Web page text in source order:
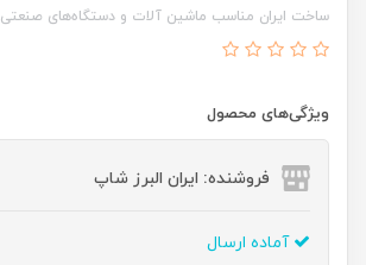
ساخت ایران مناسب ماشین آلات و دستگاه‌های صنعتی
ویژگی‌های محصول
فروشنده: ایران البرز شاپ
آماده ارسال